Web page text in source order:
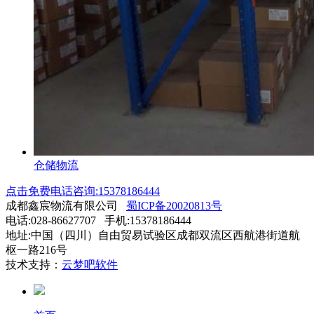
仓储物流
点击免费电话咨询:15378186444
成都鑫宸物流有限公司 蜀ICP备20020813号
电话:028-86627707 手机:15378186444
地址:中国（四川）自由贸易试验区成都双流区西航港街道航
枢一路216号
技术支持： 云梦吧软件